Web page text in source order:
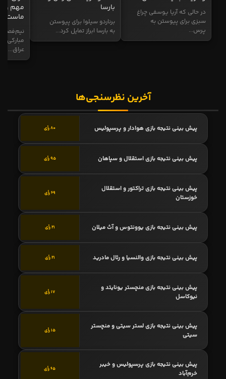
در حالی که آریا یوسفی چراغ
سبزی برای پیوستن به
پرس...
بارسا
برناردو سیلوا برای پیوستن
به بارسا ابراز تمایل کرد...
مهم و
ماست
نیم‌فصل
مبارکی
عراق...
آخرین نظرسنجی‌ها
پیش بینی نتیجه بازی هوادار و پرسپولیس 80 رأی
پیش بینی نتیجه بازی استقلال و سپاهان 95 رأی
پیش بینی نتیجه بازی تراکتور و استقلال
خوزستان
69 رأی
پیش بینی نتیجه بازی یوونتوس و آث میلان 21 رأی
پیش بینی نتیجه بازی والنسیا و رئال مادرید 21 رأی
پیش بینی نتیجه بازی منچستر یونایتد و
نیوکاسل
17 رأی
پیش بینی نتیجه بازی لستر سیتی و منچستر
سیتی
15 رأی
پیش بینی نتیجه بازی پرسپولیس و خیبر
خرم‌آباد
65 رأی